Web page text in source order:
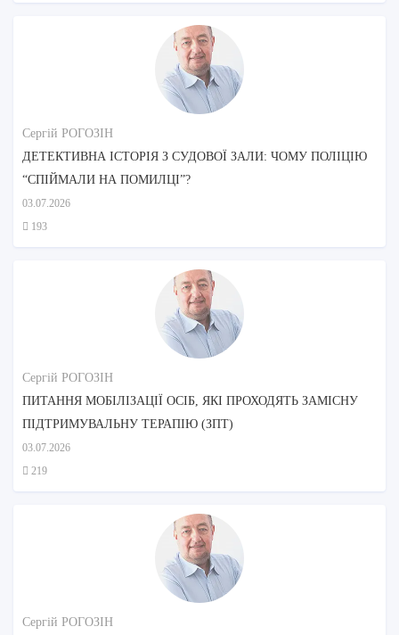
Сергій РОГОЗІН
ДЕТЕКТИВНА ІСТОРІЯ З СУДОВОЇ ЗАЛИ: ЧОМУ ПОЛІЦІЮ
“СПІЙМАЛИ НА ПОМИЛЦІ”?
03.07.2026
193
Сергій РОГОЗІН
ПИТАННЯ МОБІЛІЗАЦІЇ ОСІБ, ЯКІ ПРОХОДЯТЬ ЗАМІСНУ
ПІДТРИМУВАЛЬНУ ТЕРАПІЮ (ЗПТ)
03.07.2026
219
Сергій РОГОЗІН